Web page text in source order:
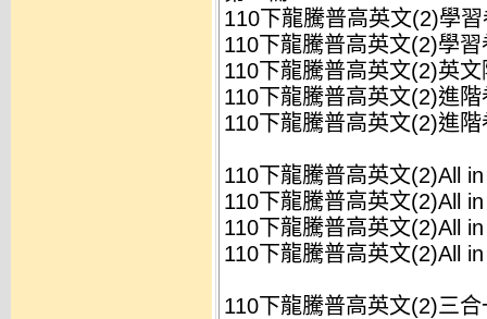
110下龍騰普高英文(2)學
110下龍騰普高英文(2)學
110下龍騰普高英文(2)英
110下龍騰普高英文(2)進
110下龍騰普高英文(2)進
110下龍騰普高英文(2)All
110下龍騰普高英文(2)All
110下龍騰普高英文(2)All
110下龍騰普高英文(2)All
110下龍騰普高英文(2)三